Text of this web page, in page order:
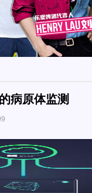
病原体监测